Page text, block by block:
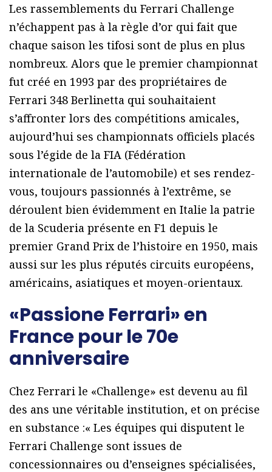
Les rassemblements du Ferrari Challenge
n’échappent pas à la règle d’or qui fait que
chaque saison les tifosi sont de plus en plus
nombreux. Alors que le premier championnat
fut créé en 1993 par des propriétaires de
Ferrari 348 Berlinetta qui souhaitaient
s’affronter lors des compétitions amicales,
aujourd’hui ses championnats officiels placés
sous l’égide de la FIA (Fédération
internationale de l’automobile) et ses rendez-
vous, toujours passionnés à l’extrême, se
déroulent bien évidemment en Italie la patrie
de la Scuderia présente en F1 depuis le
premier Grand Prix de l’histoire en 1950, mais
aussi sur les plus réputés circuits européens,
américains, asiatiques et moyen-orientaux.
«Passione Ferrari» en
France pour le 70e
anniversaire
Chez Ferrari le «Challenge» est devenu au fil
des ans une véritable institution, et on précise
en substance :« Les équipes qui disputent le
Ferrari Challenge sont issues de
concessionnaires ou d’enseignes spécialisées,